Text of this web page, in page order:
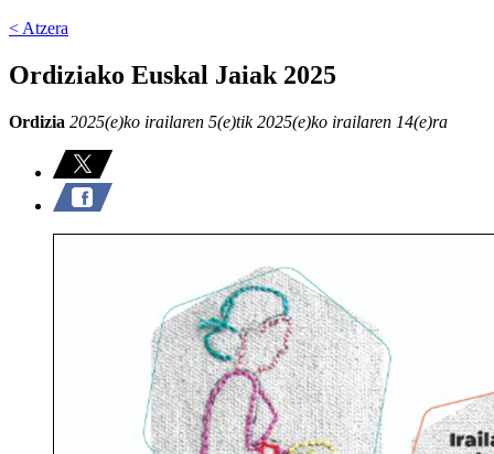
< Atzera
Ordiziako Euskal Jaiak 2025
Ordizia 2025(e)ko irailaren 5(e)tik 2025(e)ko irailaren 14(e)ra